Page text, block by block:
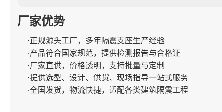
厂家优势
·正规源头工厂，多年隔震支座生产经验
·产品符合国家规范，提供检测报告与合格证
·厂家直供，价格透明，支持批量与定制
·提供选型、设计、供货、现场指导一站式服务
·全国发货，物流快捷，适配各类建筑隔震工程